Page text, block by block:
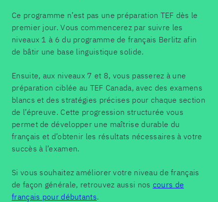
Ce programme n’est pas une préparation TEF dès le
premier jour. Vous commencerez par suivre les
niveaux 1 à 6 du programme de français Berlitz afin
de bâtir une base linguistique solide.
Ensuite, aux niveaux 7 et 8, vous passerez à une
préparation ciblée au TEF Canada, avec des examens
blancs et des stratégies précises pour chaque section
de l’épreuve. Cette progression structurée vous
permet de développer une maîtrise durable du
français et d’obtenir les résultats nécessaires à votre
succès à l’examen.
Si vous souhaitez améliorer votre niveau de français
de façon générale, retrouvez aussi nos cours de
français pour débutants.